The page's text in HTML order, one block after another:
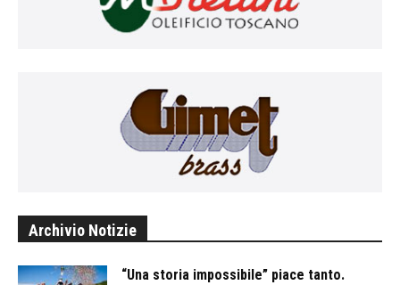
Archivio Notizie
“Una storia impossibile” piace tanto.